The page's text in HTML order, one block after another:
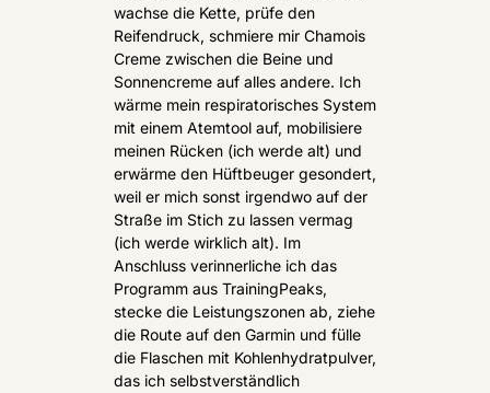
wachse die Kette, prüfe den
Reifendruck, schmiere mir Chamois
Creme zwischen die Beine und
Sonnencreme auf alles andere. Ich
wärme mein respiratorisches System
mit einem Atemtool auf, mobilisiere
meinen Rücken (ich werde alt) und
erwärme den Hüftbeuger gesondert,
weil er mich sonst irgendwo auf der
Straße im Stich zu lassen vermag
(ich werde wirklich alt). Im
Anschluss verinnerliche ich das
Programm aus TrainingPeaks,
stecke die Leistungszonen ab, ziehe
die Route auf den Garmin und fülle
die Flaschen mit Kohlenhydratpulver,
das ich selbstverständlich